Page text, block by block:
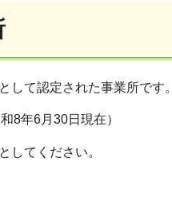
して認定された事業所です。
8年6月30日現在）
してください。